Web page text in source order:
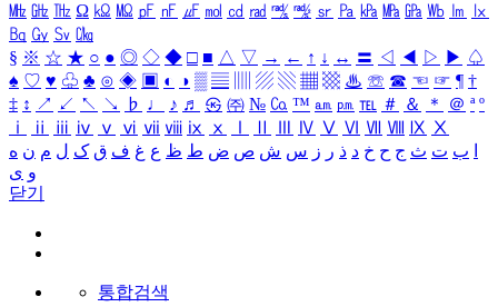
㎒ ㎓ ㎔ Ω ㏀ ㏁ ㎊ ㎋ ㎌ ㏖ ㏅ ㎭ ㎮ ㎯ ㏛ ㎩ ㎪ ㎫ ㎬ ㏝ ㏐
㏓
㏃ ㏉ ㏜ ㏆
§ ※ ☆ ★ ○ ● ◎ ◇ ◆ □ ■ △ ▽ → ← ↑ ↓ ↔ 〓 ◁ ◀ ▷ ▶ ♤
♠ ♡ ♥ ♧ ♣ ⊙ ◈ ▣ ◐ ◑ ▒ ▤ ▨ ▧ ▦ ▩ ♨ ☏ ☎ ☜ ☞ ¶ †
‡ ↕ ↗ ↙ ↖ ↘ ♭ ♩ ♪ ♬ ㉿ ㈜ № ㏇ ™ ㏂ ㏘ ℡ ＃ ＆ ＊ ＠ ª º
ⅰ
ⅱ ⅲ ⅳ ⅴ ⅵ ⅶ ⅷ ⅸ ⅹ Ⅳ Ⅴ Ⅵ Ⅶ Ⅷ Ⅸ Ⅹ
ب ت ث ج ح خ د ذ ر ز س ش ص ض ط ظ ع غ ف ق ک ل م ن ه
و ی
닫기
통합검색